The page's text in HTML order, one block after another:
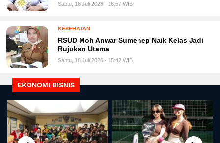
Sabtu, 18 Juli 2026 - 16:57 WIB
KESEHATAN
RSUD Moh Anwar Sumenep Naik Kelas Jadi
Rujukan Utama
Sabtu, 18 Juli 2026 - 15:42 WIB
EKONOMI BISNIS